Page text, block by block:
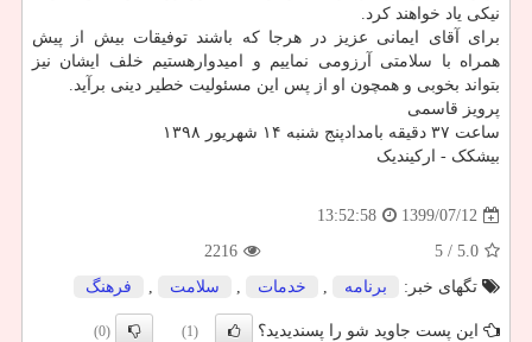
نیکی یاد خواهند کرد.
برای آقای ایمانی عزیز در هرجا که باشند توفیقات بیش از پیش
همراه با سلامتی آرزومی نماییم و امیدوارهستیم خلف ایشان نیز
بتواند بخوبی و همچون او از پس این مسئولیت خطیر دینی برآید.
پرویز قاسمی
ساعت ۳۷ دقیقه بامدادپنج شنبه ۱۴ شهریور ۱۳۹۸
بیشکک - ارکیندیک
1399/07/12
13:52:58
5.0
/ 5
2216
تگهای خبر:
برنامه , خدمات , سلامت , فرهنگ
این پست جاوید شو را پسندیدید؟ (1)
(0)